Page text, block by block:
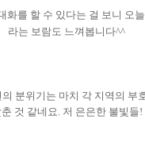
를 할 수 있다는 걸 보니 오
라는 보람도 느껴봅니다^^
분위기는 마치 각 지역의
춘 것 같네요 저 은은한 불빛들!